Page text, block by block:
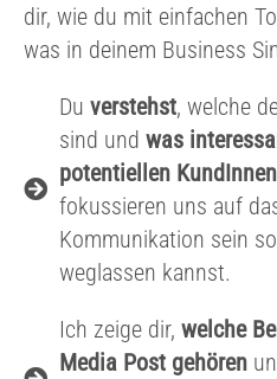
dir, wie du mit einfachen
was in deinem Business
Du verstehst, welche
sind und was
potentiellen KundInnen
fokussieren uns auf
Kommunikation sein
weglassen kannst.
Ich zeige dir, welche
Media Post gehören